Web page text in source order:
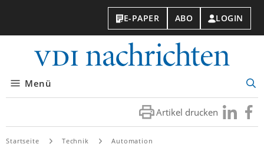
E-PAPER ABO LOGIN
Menü
Artikel drucken Besuchen
Sie
Sie
Startseite Technik Automation